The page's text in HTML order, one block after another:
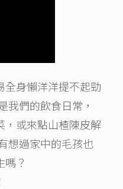
全身懶洋洋提不起勁
我們的飲食日常，
，或來點山楂陳皮解
想過家中的毛孩也
？